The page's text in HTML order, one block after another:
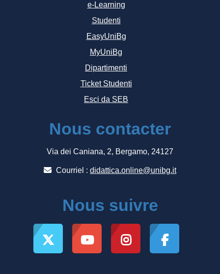
e-Learning
Studenti
EasyUniBg
MyUniBg
Dipartimenti
Ticket Studenti
Esci da SEB
Nous contacter
Via dei Caniana, 2, Bergamo, 24127
Courriel : didattica.online@unibg.it
Nous suivre